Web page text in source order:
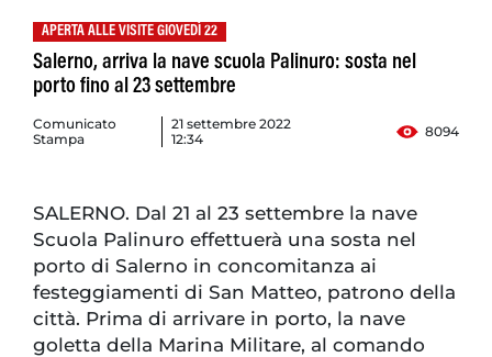
APERTA ALLE VISITE GIOVEDÌ 22
Salerno, arriva la nave scuola Palinuro: sosta nel
porto fino al 23 settembre
Comunicato
Stampa
21 settembre 2022
12:34
8094
SALERNO. Dal 21 al 23 settembre la nave
Scuola Palinuro effettuerà una sosta nel
porto di Salerno in concomitanza ai
festeggiamenti di San Matteo, patrono della
città. Prima di arrivare in porto, la nave
goletta della Marina Militare, al comando